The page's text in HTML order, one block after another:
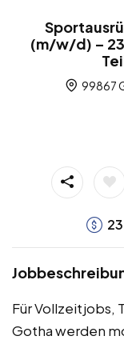
(m/w/d) –
99867
23
Für Vollzeitjobs,
Gotha werden